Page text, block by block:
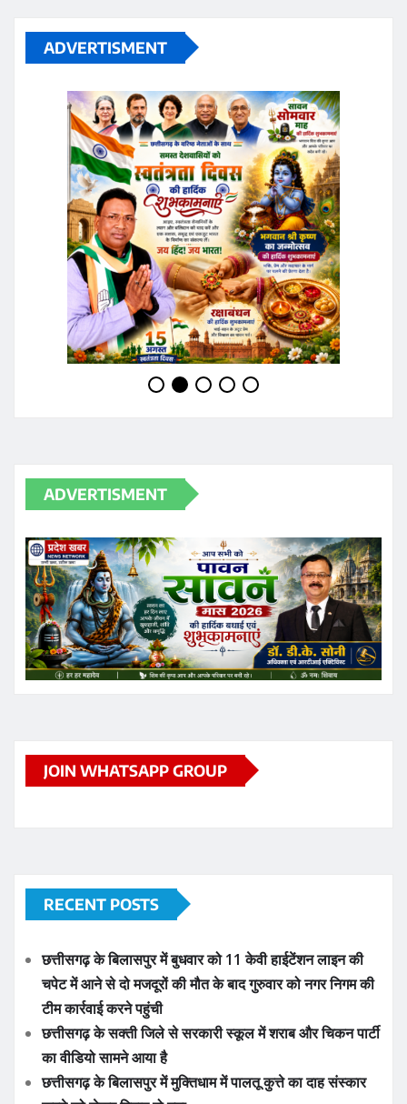
ADVERTISMENT
ADVERTISMENT
JOIN WHATSAPP GROUP
RECENT POSTS
छत्तीसगढ़ के बिलासपुर में बुधवार को 11 केवी हाईटेंशन लाइन की
चपेट में आने से दो मजदूरों की मौत के बाद गुरुवार को नगर निगम की
टीम कार्रवाई करने पहुंची
छत्तीसगढ़ के सक्ती जिले से सरकारी स्कूल में शराब और चिकन पार्टी
का वीडियो सामने आया है
छत्तीसगढ़ के बिलासपुर में मुक्तिधाम में पालतू कुत्ते का दाह संस्कार